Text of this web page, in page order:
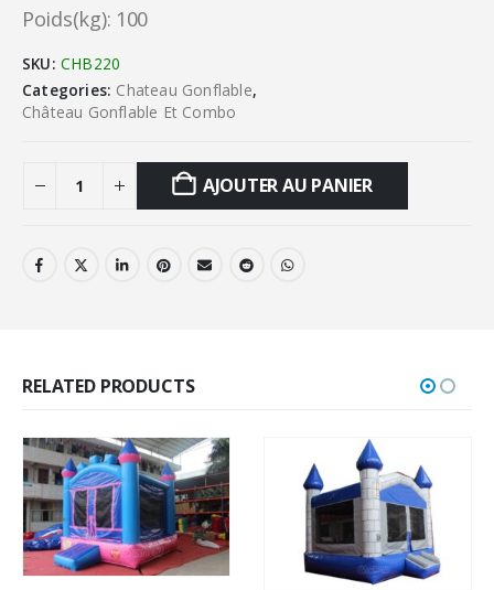
Poids(kg): 100
SKU: CHB220
Categories: Chateau Gonflable,
Château Gonflable Et Combo
AJOUTER AU PANIER
RELATED PRODUCTS